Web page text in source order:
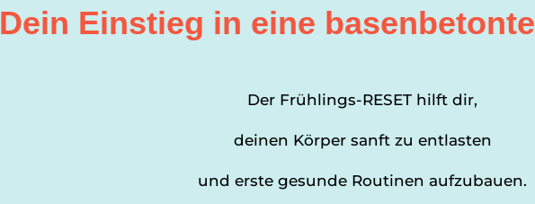
Dein Einstieg in eine basenbetonte
Der Frühlings-RESET hilft dir,
deinen Körper sanft zu entlasten
und erste gesunde Routinen aufzubauen.